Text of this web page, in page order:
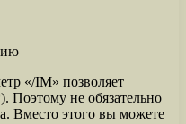
«/IM» позволяет
Поэтому не обязательно
Вместо этого вы можете